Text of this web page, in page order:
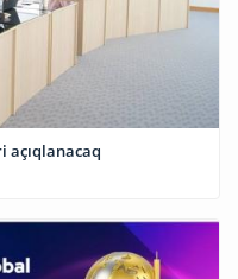
açıqlanacaq